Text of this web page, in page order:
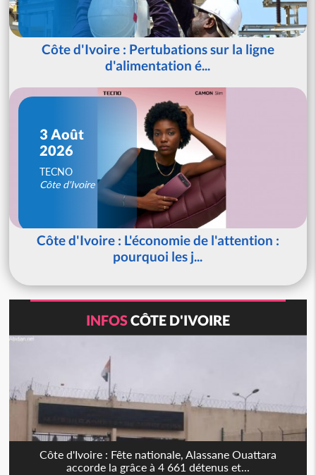
Côte d'Ivoire : Pertubations sur la ligne
d'alimentation é...
3 Août
2026
TECNO
Côte d'Ivoire
Côte d'Ivoire : L'économie de l'attention :
pourquoi les j...
INFOSCÔTE D'IVOIRE
Côte d'Ivoire : Fête nationale, Alassane Ouattara
accorde la grâce à 4 661 détenus et...